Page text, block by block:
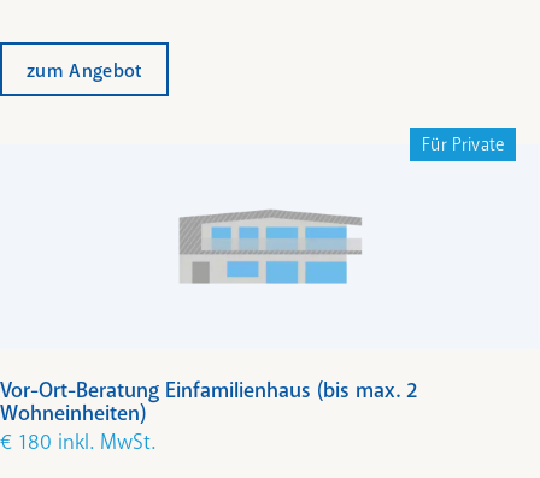
zum Angebot
Für Private
Vor-Ort-Beratung Einfamilienhaus (bis max. 2
Wohneinheiten)
€ 180 inkl. MwSt.